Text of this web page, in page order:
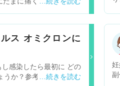
常なしでした。 乳腺な
リンパなのか？どのよ
しょうか？ たまに違和
を違えたようなことは
えられる病気はリンパか
ス オミクロンに
感染したら最初に どの
うか？参考にお聞きした